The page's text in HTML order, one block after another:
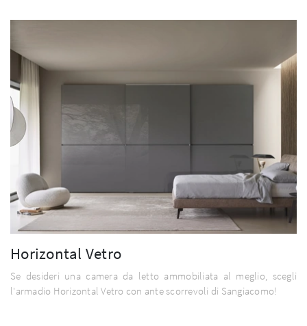
Horizontal Vetro
Se desideri una camera da letto ammobiliata al meglio, scegli
l'armadio Horizontal Vetro con ante scorrevoli di Sangiacomo!